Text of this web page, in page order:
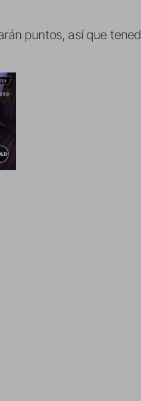
puntos, así que tened